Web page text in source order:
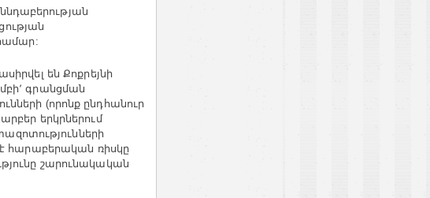
:
են Քոքրեյնի
գրանցման
(որոնք ընդհանուր
երկրներում
է հարաբերական ռիսկը
շարունակական